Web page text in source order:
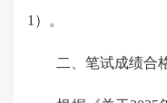
1）。
二、笔试成绩合